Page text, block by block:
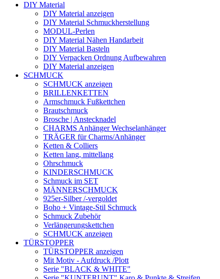
DIY Material
DIY Material anzeigen
DIY Material Schmuckherstellung
MODUL-Perlen
DIY Material Nähen Handarbeit
DIY Material Basteln
DIY Verpacken Ordnung Aufbewahren
DIY Material anzeigen
SCHMUCK
SCHMUCK anzeigen
BRILLENKETTEN
Armschmuck Fußkettchen
Brautschmuck
Brosche | Anstecknadel
CHARMS Anhänger Wechselanhänger
TRÄGER für Charms/Anhänger
Ketten & Colliers
Ketten lang, mittellang
Ohrschmuck
KINDERSCHMUCK
Schmuck im SET
MÄNNERSCHMUCK
925er-Silber /-vergoldet
Boho + Vintage-Stil Schmuck
Schmuck Zubehör
Verlängerungskettchen
SCHMUCK anzeigen
TÜRSTOPPER
TÜRSTOPPER anzeigen
Mit Motiv - Aufdruck /Plott
Serie "BLACK & WHITE"